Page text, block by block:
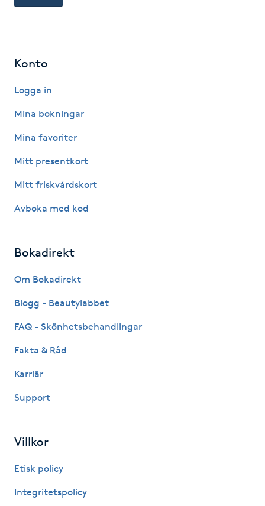
Healing
HIFU
Hollywood Peel
Hot Stone Massage
Hot yoga
Huduppstramning
Hudvård
Hyperhidros
Konto
Logga in
Mina bokningar
Mina favoriter
Mitt presentkort
Mitt friskvårdskort
Avboka med kod
Bokadirekt
Om Bokadirekt
Blogg - Beautylabbet
FAQ - Skönhetsbehandlingar
Fakta & Råd
Karriär
Support
Villkor
Etisk policy
Integritetspolicy